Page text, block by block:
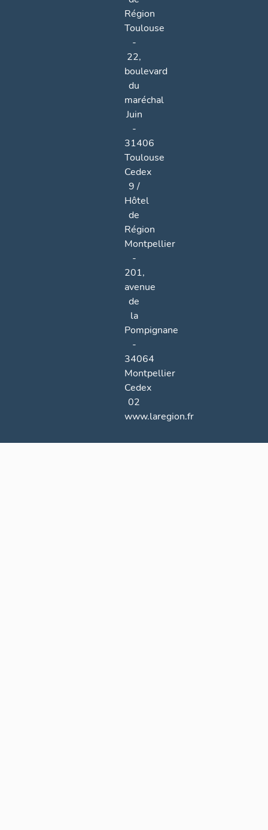
Région
Toulouse
-
22,
boulevard
du
maréchal
Juin
-
31406
Toulouse
Cedex
9 /
Hôtel
de
Région
Montpellier
-
201,
avenue
de
la
Pompignane
-
34064
Montpellier
Cedex
02
www.laregion.fr